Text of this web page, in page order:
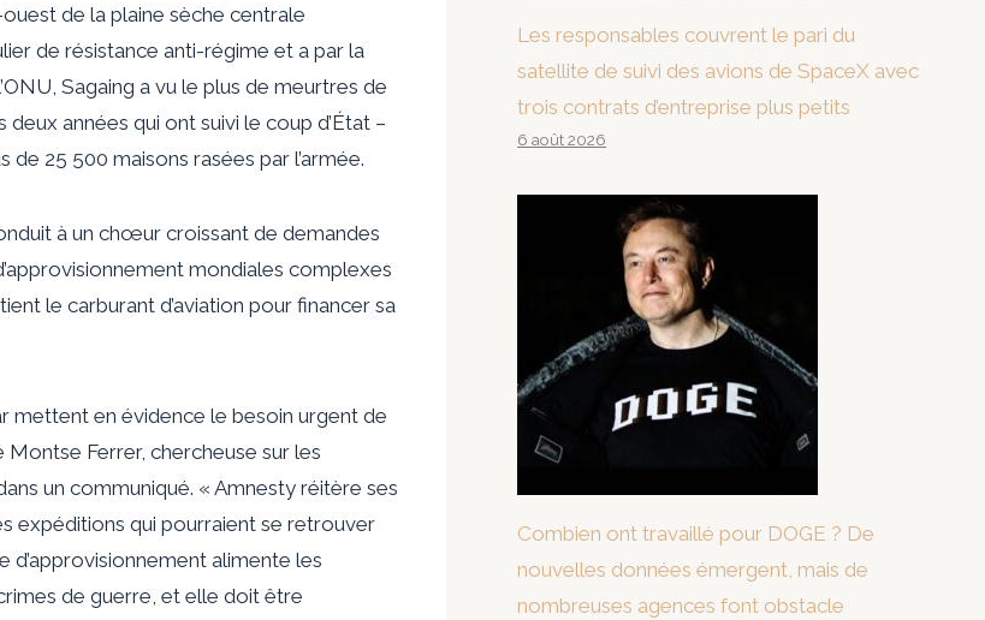
de la plaine sèche centrale
de résistance anti-régime et a par la
Sagaing a vu le plus de meurtres de
années qui ont suivi le coup d’État –
25 500 maisons rasées par l’armée.
à un chœur croissant de demandes
mondiales complexes
le carburant d’aviation pour financer sa
mettent en évidence le besoin urgent de
Montse Ferrer, chercheuse sur les
un communiqué. « Amnesty réitère ses
expéditions qui pourraient se retrouver
d’approvisionnement alimente les
de guerre, et elle doit être
Les responsables couvrent le pari du
satellite de suivi des avions de SpaceX avec
trois contrats d’entreprise plus petits
6 août 2026
Combien ont travaillé pour DOGE ? De
nouvelles données émergent, mais de
nombreuses agences font obstacle